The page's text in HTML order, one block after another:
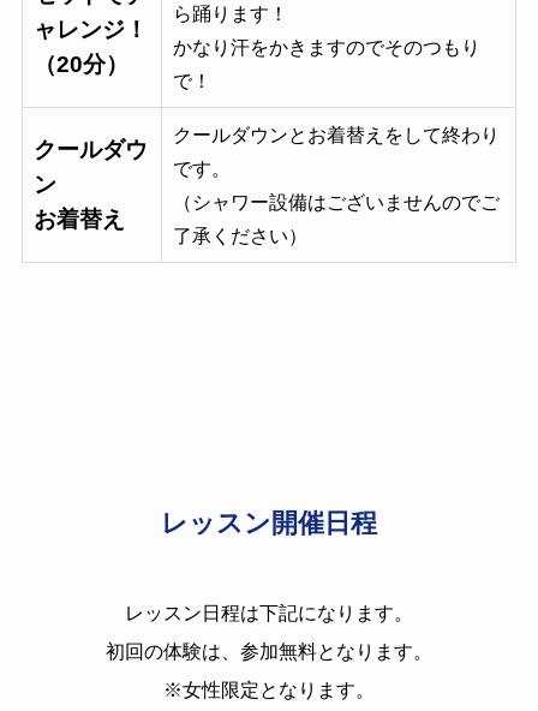
ャレンジ！
（20分）
ら踊ります！
かなり汗をかきますのでそのつもり
で！
クールダウ
ン
お着替え
クールダウンとお着替えをして終わり
です。
（シャワー設備はございませんのでご
了承ください）
レッスン開催日程
レッスン日程は下記になります。
初回の体験は、参加無料となります。
※女性限定となります。